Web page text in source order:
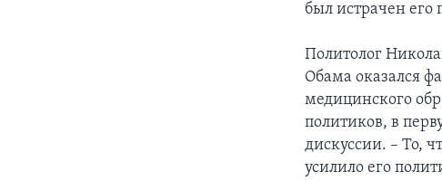
был истрачен его
Политолог
Обама оказался
медицинского
политиков, в
дискуссии. – То,
усилило его